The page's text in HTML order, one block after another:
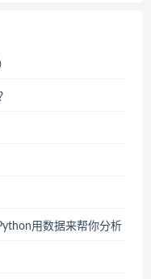
用数据来帮你分析